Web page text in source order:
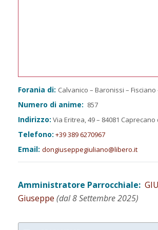
Forania di: Calvanico – Baronissi –
Numero di anime: 857
Indirizzo: Via Eritrea, 49 – 84081 Caprecano
Telefono: +39 389 6270967
Email: dongiuseppegiuliano@libero.it
Amministratore Parrocchiale:
Giuseppe (dal 8 Settembre 2025)